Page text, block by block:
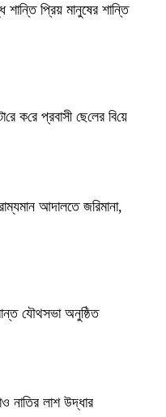
শান্তি প্রিয় মানুষের শান্তি
ক‌রে প্রবাসী ছে‌লের বি‌য়ে
আদালতে জরিমানা,
যৌথসভা অনুষ্ঠিত
নাতির লাশ উদ্ধার